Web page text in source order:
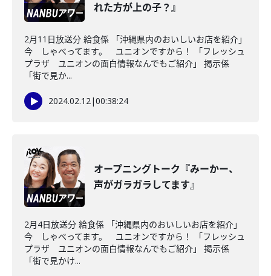
れた方が上の子？』
2月11日放送分 給食係 「沖縄県内のおいしいお店を紹介」
今 しゃべってます。 ユニオンですから！ 「フレッシュ
プラザ ユニオンの面白情報なんでもご紹介」 掲示係
「街で見か...
2024.02.12|00:38:24
オープニングトーク『みーかー、
声がガラガラしてます』
2月4日放送分 給食係 「沖縄県内のおいしいお店を紹介」
今 しゃべってます。 ユニオンですから！ 「フレッシュ
プラザ ユニオンの面白情報なんでもご紹介」 掲示係
「街で見かけ...